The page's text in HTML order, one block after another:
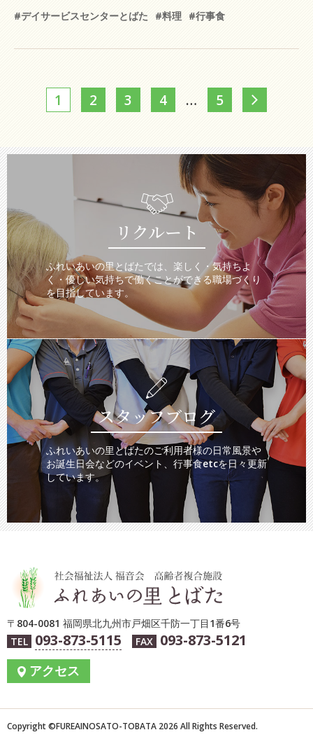
#デイサービスセンターとばた
#料理 #行事食
1 2 3 4 … 5
リクルート
ふれいあいの里とばたでは、楽しく・気持ちよ
く・優しい気持ちで働くことができる職場づくり
を目指しています。
スタッフブログ
ふれいあいの里とばたのご利用者様の日常風景や
お誕生日会などのイベント、行事食etcを日々更新
しています。
〒804-0081 福岡県北九州市戸畑区千防一丁目1番6号
TEL 093-873-5115 FAX 093-873-5121
アクセス
Copyright ©︎FUREAINOSATO-TOBATA 2026 All Rights Reserved.